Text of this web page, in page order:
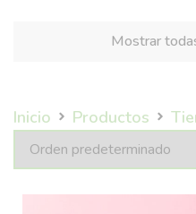
Mostrar
Inicio Productos